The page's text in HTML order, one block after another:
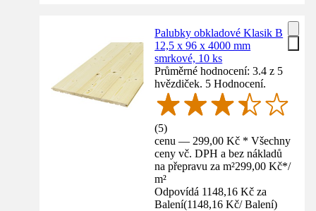
Palubky obkladové Klasik B
12,5 x 96 x 4000 mm
smrkové, 10 ks
Průměrné hodnocení: 3.4 z 5
hvězdiček. 5 Hodnocení.
(5)
cenu — 299,00 Kč * Všechny
ceny vč. DPH a bez nákladů
na přepravu za m²299,00 Kč*/
m²
Odpovídá 1148,16 Kč za
Balení(1148,16 Kč/ Balení)